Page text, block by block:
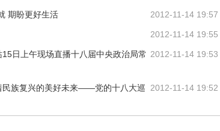
2012-11-14 19:57
期盼更好生活
2012-11-14 19:55
2012-11-14 19:53
日上午现场直播十八届中央政治局常
2012-11-14 19:52
民族复兴的美好未来——党的十八大巡